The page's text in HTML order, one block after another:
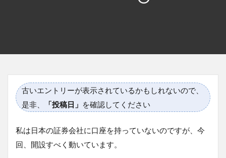
古いエントリーが表示されているかもしれないので、
是非、
「投稿日」 を確認してください
私は日本の証券会社に口座を持っていないのですが、今
回、開設すべく動いています。